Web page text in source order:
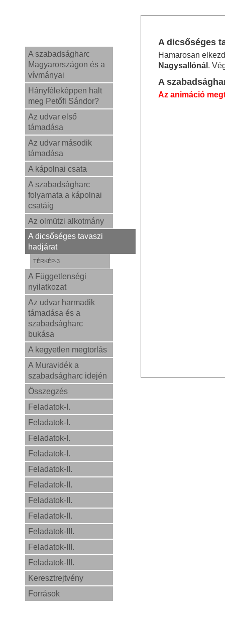
A szabadságharc
Magyarországon és a
vívmányai
Hányféleképpen halt
meg Petőfi Sándor?
Az udvar első
támadása
Az udvar második
támadása
A kápolnai csata
A szabadságharc
folyamata a kápolnai
csatáig
Az olmützi alkotmány
A dicsőséges tavaszi
hadjárat
TÉRKÉP-3
A Függetlenségi
nyilatkozat
Az udvar harmadik
támadása és a
szabadságharc
bukása
A kegyetlen megtorlás
A Muravidék a
szabadságharc idején
Összegzés
Feladatok-I.
Feladatok-I.
Feladatok-I.
Feladatok-I.
Feladatok-II.
Feladatok-II.
Feladatok-II.
Feladatok-II.
Feladatok-III.
Feladatok-III.
Feladatok-III.
Keresztrejtvény
Források
A dicsőséges
Hamarosan
Nagysallónál .
A
Az animáció